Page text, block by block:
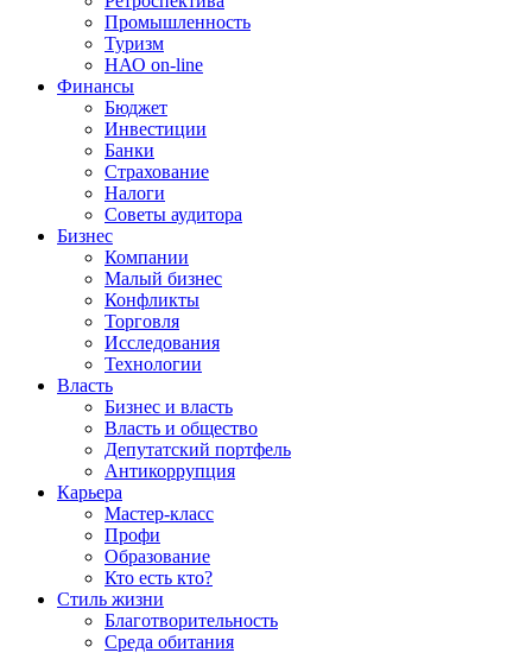
Промышленность
Туризм
НАО on-line
Финансы
Бюджет
Инвестиции
Банки
Страхование
Налоги
Советы аудитора
Бизнес
Компании
Малый бизнес
Конфликты
Торговля
Исследования
Технологии
Власть
Бизнес и власть
Власть и общество
Депутатский портфель
Антикоррупция
Карьера
Мастер-класс
Профи
Образование
Кто есть кто?
Стиль жизни
Благотворительность
Среда обитания